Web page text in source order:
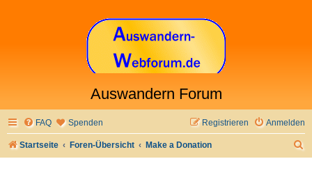
Auswandern Forum
FAQ Spenden Anmelden
Registrieren
Startseite Foren-Übersicht Make a Donation